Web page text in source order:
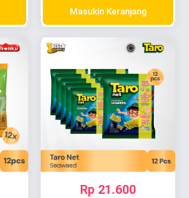
Masukin Keranjang
Rp 21.600